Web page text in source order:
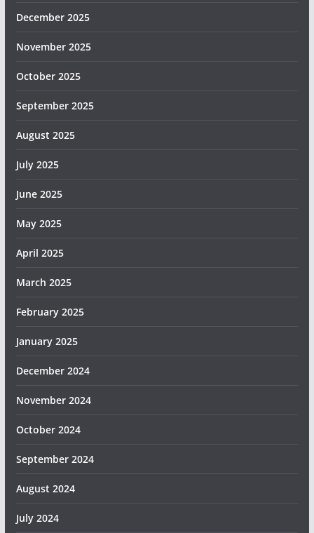
December 2025
November 2025
October 2025
September 2025
August 2025
July 2025
June 2025
May 2025
April 2025
March 2025
February 2025
January 2025
December 2024
November 2024
October 2024
September 2024
August 2024
July 2024